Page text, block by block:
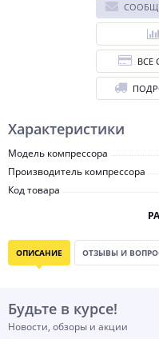
Характеристики
Модель компрессора
Производитель компрессора
Код товара
ВСЕ
ОПИСАНИЕ ОТЗЫВЫ И
Будьте в курсе!
Новости, обзоры и акции